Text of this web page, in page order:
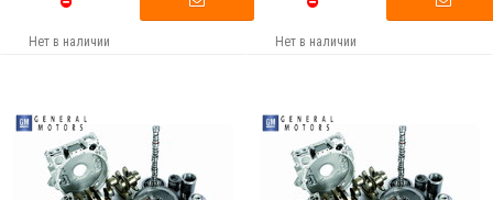
Нет в наличии Нет в наличии